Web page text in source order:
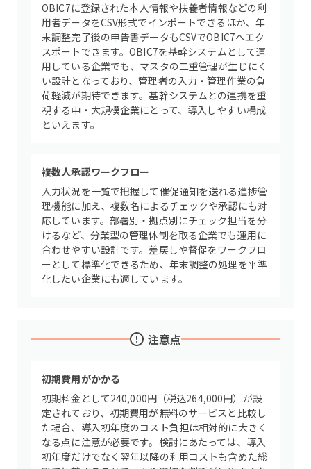
OBIC7に登録された本人情報や扶養者情報などの利
用者データをCSV形式でインポートできるほか、年
末調整完了後の申告書データもCSVでOBIC7へエク
スポートできます。OBIC7を基幹システムとして運
用している企業でも、マスタの二重管理が生じにく
い設計となっており、管理者の入力・管理作業の負
荷軽減が期待できます。基幹システムとの連携を重
視する中・大規模企業にとって、導入しやすい構成
といえます。
複数人承認ワークフロー
入力状況を一覧で把握して催促通知を送れる進捗管
理機能に加え、複数名によるチェックや承認にも対
応しています。部署別・拠点別にチェック担当を分
けるなど、分業型の管理体制を取る企業でも運用に
合わせやすい設計です。差戻しや督促をワークフロ
ーとして標準化できるため、年末調整の処理を平準
化したい企業にも適しています。
注意点
初期費用がかかる
初期料金として240,000円（税込264,000円）が設
定されており、初期費用が無料のサービスと比較し
た場合、導入初年度のコスト負担は相対的に大きく
なる点に注意が必要です。検討にあたっては、導入
初年度だけでなく翌年以降の利用コストも含めた総